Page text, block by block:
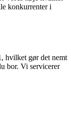
konkurrenter i
, hvilket gør det nemt
bor. Vi servicerer